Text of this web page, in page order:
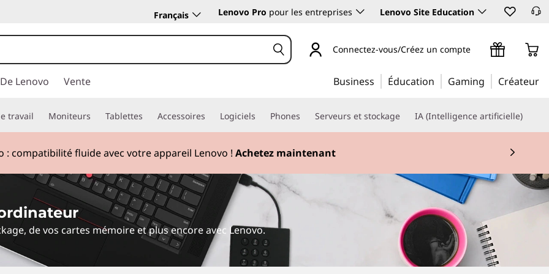
Français Lenovo Pro pour les entreprises Lenovo Site Education
Connectez-vous/Créez un compte
Lenovo Vente Business Éducation Gaming Créateur
travail Moniteurs Tablettes Accessoires Logiciels Phones Serveurs et stockage IA (Intelligence artificielle)
: compatibilité fluide avec votre appareil Lenovo ! Achetez maintenant
de vos cartes mémoire et plus encore avec Lenovo.